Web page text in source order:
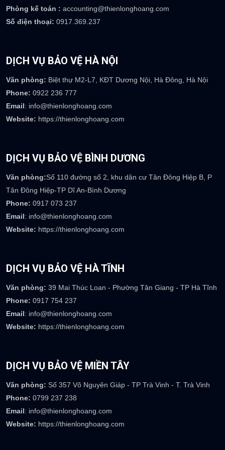
TRỤ SỞ CÔNG TY
Phòng kinh doanh : sales@thienlonghoang.com
Phòng nhân sự :
careers@thienlonghoang.com
Phòng kế toán : accounting@thienlonghoang.com
Số điện thoại:0917.369.237
Văn phòng: Biệt thự M2-L7, KĐT Dương Nội, Hà Đông, Hà Nội
Phone:
0922 236 777
Email: info@thienlonghoang.com
Website:https://thienlonghoang.com
DỊCH VỤ BẢO VỆ BÌNH DƯƠNG
Tân Đông Hiệp-TP Dĩ An-Bình Dương
Phone:
0917 073 237
Email: info@thienlonghoang.com
Website:https://thienlonghoang.com
Văn phòng: 39 Mai Thúc Loan - Phường Tân Giang - TP Hà Tĩnh
Phone:
0917 754 237
Email: info@thienlonghoang.com
Website:https://thienlonghoang.com